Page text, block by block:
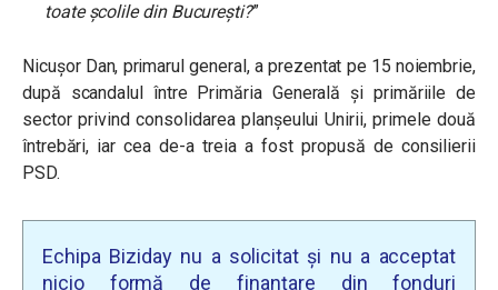
toate şcolile din Bucureşti?”
Nicușor Dan, primarul general, a prezentat pe 15 noiembrie,
după scandalul între Primăria Generală și primăriile de
sector privind consolidarea planșeului Unirii, primele două
întrebări, iar cea de-a treia a fost propusă de consilierii
PSD.
Echipa Biziday nu a solicitat și nu a acceptat
nicio formă de finanțare din fonduri